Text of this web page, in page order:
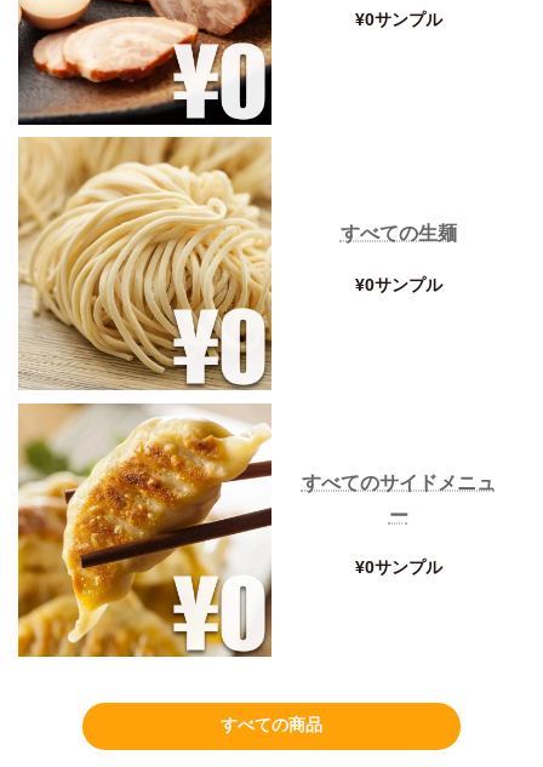
¥0サンプル
すべての生麺
¥0サンプル
すべてのサイドメニュ
ー
¥0サンプル
すべての商品